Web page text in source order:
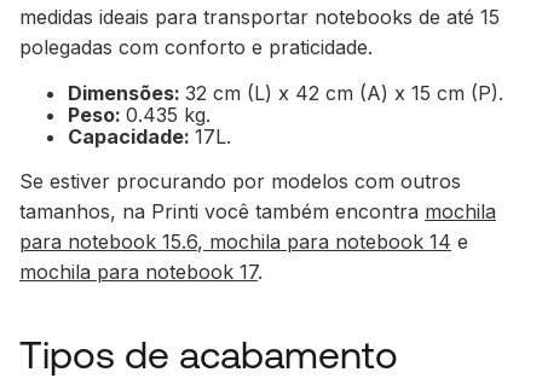
medidas ideais para transportar notebooks de até 15
polegadas com conforto e praticidade.
Dimensões: 32 cm (L) x 42 cm (A) x 15 cm (P).
Peso: 0.435 kg.
Capacidade: 17L.
Se estiver procurando por modelos com outros
tamanhos, na Printi você também encontra mochila
para notebook 15.6, mochila para notebook 14 e
mochila para notebook 17.
Tipos de acabamento